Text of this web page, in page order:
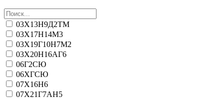
03Х13Н9Д2ТМ
03Х17Н14М3
03Х19Г10Н7М2
03Х20Н16АГ6
06Г2СЮ
06ХГСЮ
07Х16Н6
07Х21Г7АН5